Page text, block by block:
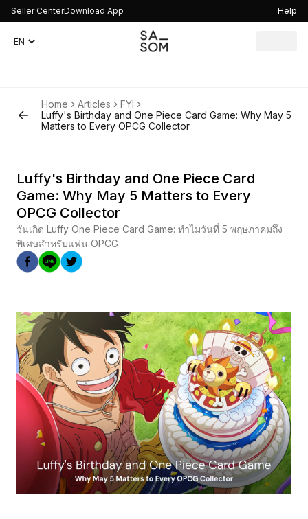
Seller CenterDownload App Help
Home Articles
FYI
Luffy's Birthday and One Piece Card Game: Why May 5
Matters to Every OPCG Collector
Luffy's Birthday and One Piece Card
Game: Why May 5 Matters to Every
OPCG Collector
วันเกิด Luffy One Piece Card Game: ทำไมวันที่ 5 พฤษภาคมถึง
พิเศษสำหรับแฟน OPCG